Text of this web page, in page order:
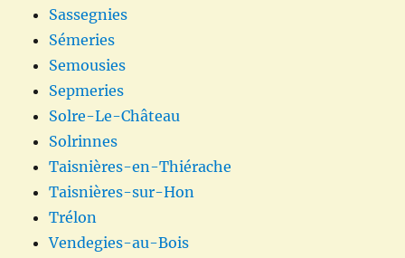
Sassegnies
Sémeries
Semousies
Sepmeries
Solre-Le-Château
Solrinnes
Taisnières-en-Thiérache
Taisnières-sur-Hon
Trélon
Vendegies-au-Bois